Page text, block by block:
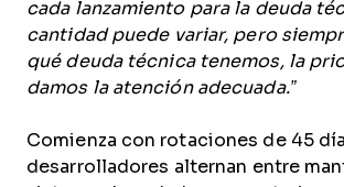
cada lanzamiento para la deuda
cantidad puede variar, pero
qué deuda técnica tenemos, la
damos la atención adecuada.”
Comienza con rotaciones de 45
desarrolladores alternan entre